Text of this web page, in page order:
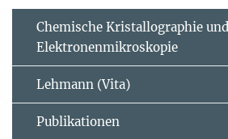
Chemische Kristallographie und
Elektronenmikroskopie
Lehmann (Vita)
Publikationen